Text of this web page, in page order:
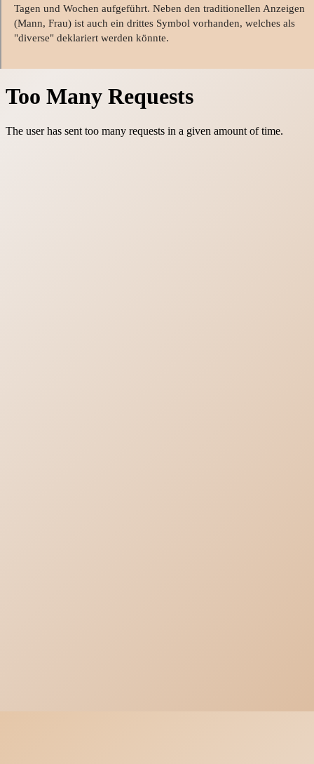
Tagen und Wochen aufgeführt. Neben den traditionellen Anzeigen
(Mann, Frau) ist auch ein drittes Symbol vorhanden, welches als
"diverse" deklariert werden könnte.